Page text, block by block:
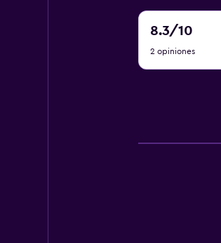
8.3/10
8.3
10
2 opiniones